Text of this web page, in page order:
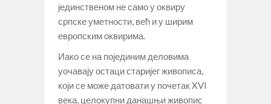
јединственом не само у оквиру
српске уметности, већ и у ширим
европским оквирима.
Иако се на појединим деловима
уочавају остаци старијег живописа,
који се може датовати у почетак XVI
века, целокупни данашњи живопис